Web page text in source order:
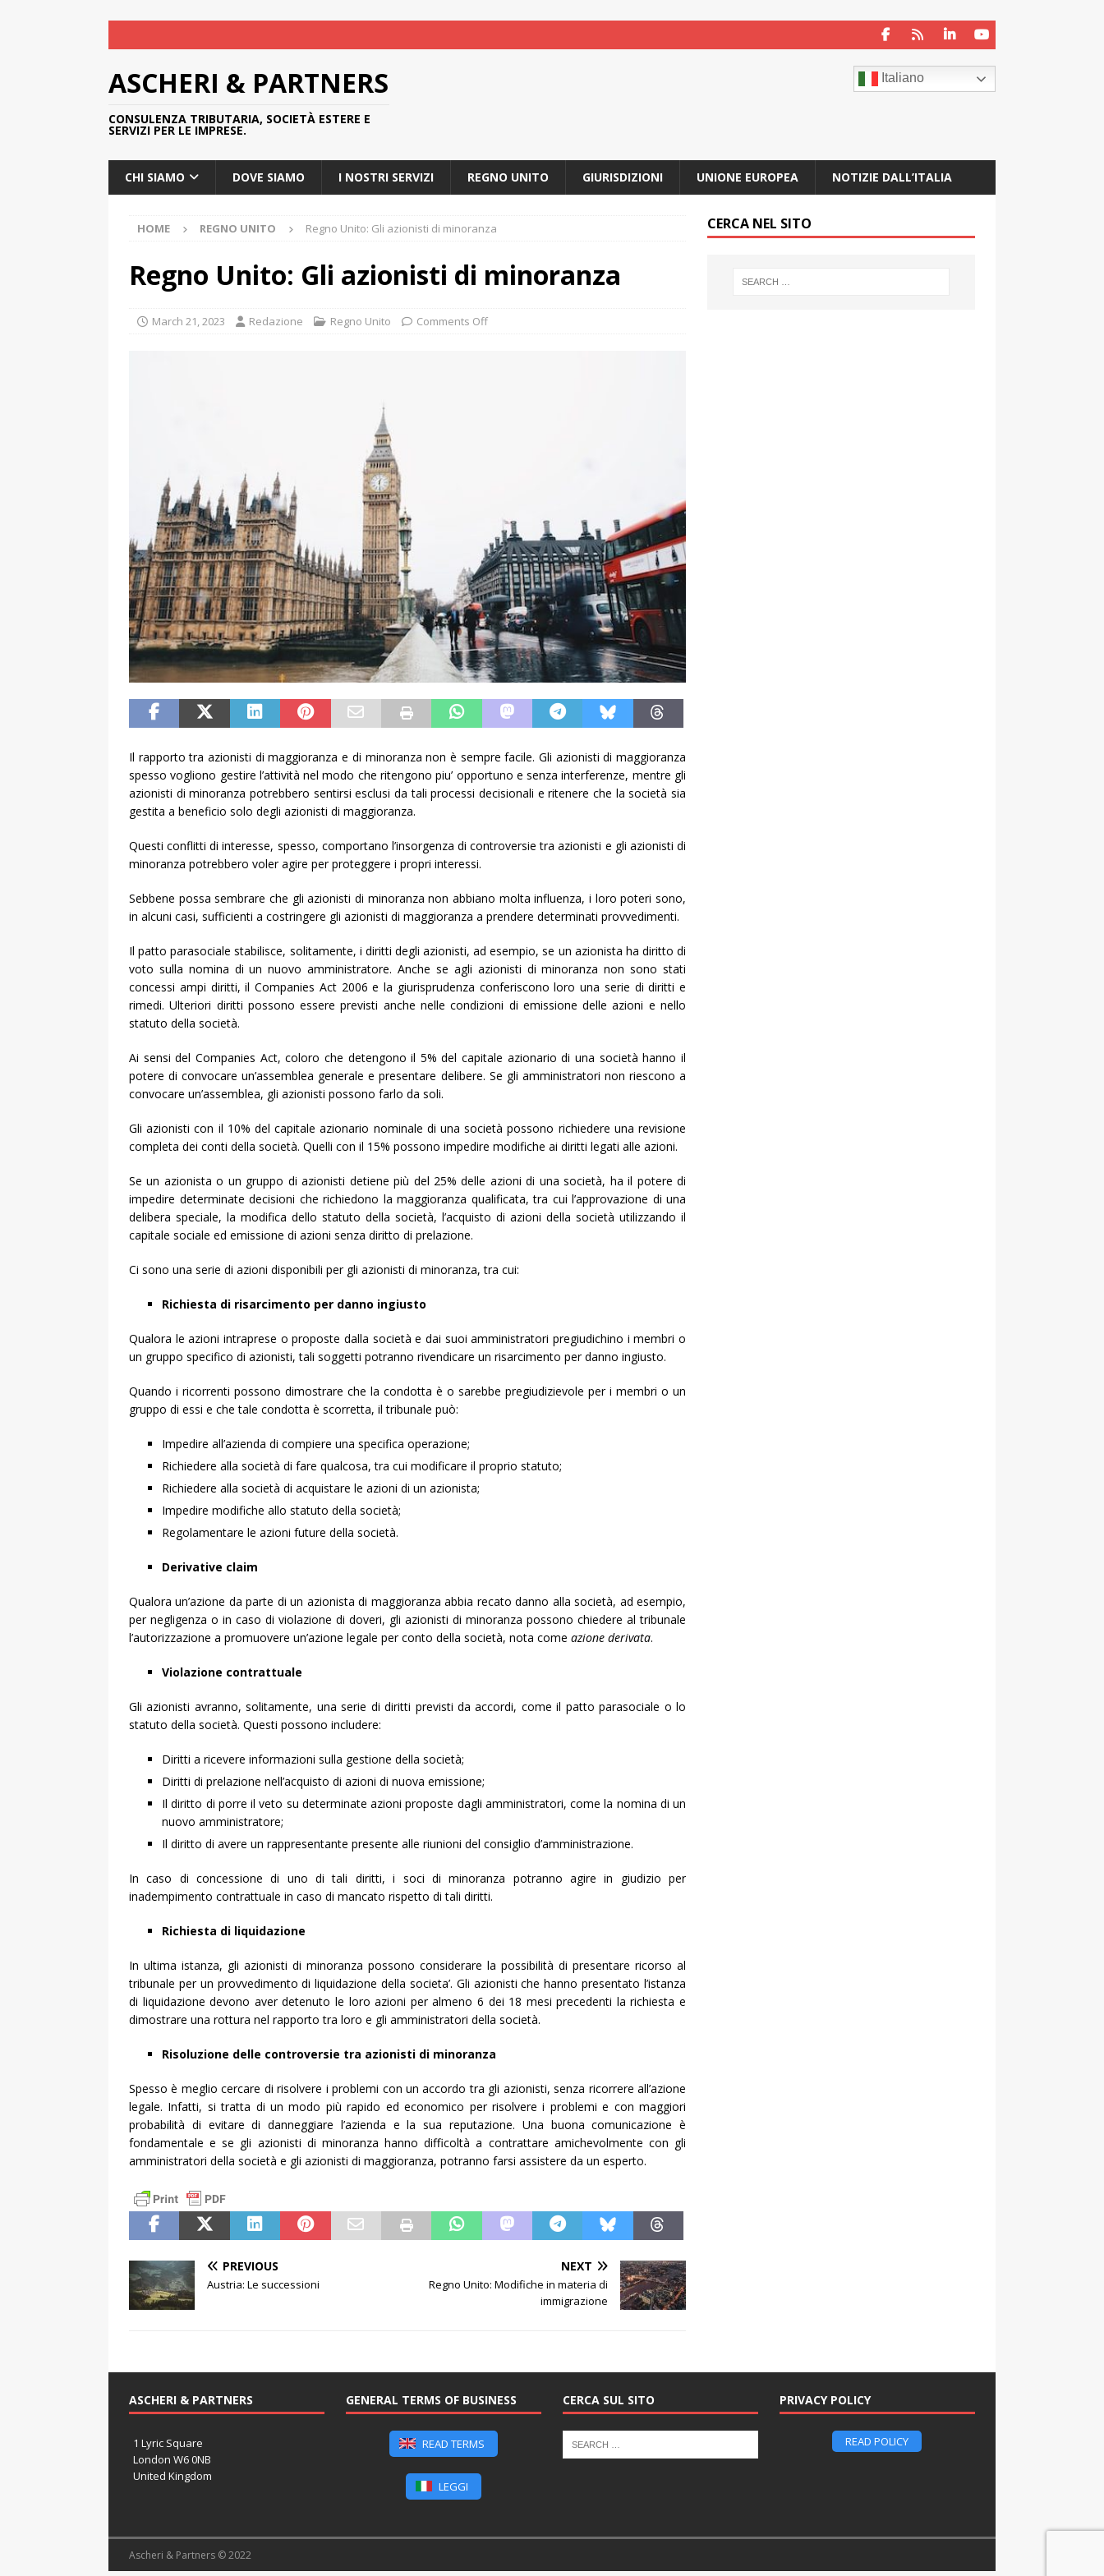
ASCHERI & PARTNERS
CONSULENZA TRIBUTARIA, SOCIETÀ ESTERE E
SERVIZI PER LE IMPRESE.
Italiano
CHI SIAMO DOVE SIAMO I NOSTRI SERVIZI REGNO UNITO GIURISDIZIONI UNIONE EUROPEA NOTIZIE DALL’ITALIA
HOME REGNO UNITO Regno Unito: Gli azionisti di minoranza
Regno Unito: Gli azionisti di minoranza
March 21, 2023 Redazione Regno Unito Comments Off
Il rapporto tra azionisti di maggioranza e di minoranza non è sempre facile. Gli azionisti di maggioranza
spesso vogliono gestire l’attività nel modo che ritengono piu’ opportuno e senza interferenze, mentre gli
azionisti di minoranza potrebbero sentirsi esclusi da tali processi decisionali e ritenere che la società sia
gestita a beneficio solo degli azionisti di maggioranza.
Questi conflitti di interesse, spesso, comportano l’insorgenza di controversie tra azionisti e gli azionisti di
minoranza potrebbero voler agire per proteggere i propri interessi.
Sebbene possa sembrare che gli azionisti di minoranza non abbiano molta influenza, i loro poteri sono,
in alcuni casi, sufficienti a costringere gli azionisti di maggioranza a prendere determinati provvedimenti.
Il patto parasociale stabilisce, solitamente, i diritti degli azionisti, ad esempio, se un azionista ha diritto di
voto sulla nomina di un nuovo amministratore. Anche se agli azionisti di minoranza non sono stati
concessi ampi diritti, il Companies Act 2006 e la giurisprudenza conferiscono loro una serie di diritti e
rimedi. Ulteriori diritti possono essere previsti anche nelle condizioni di emissione delle azioni e nello
statuto della società.
Ai sensi del Companies Act, coloro che detengono il 5% del capitale azionario di una società hanno il
potere di convocare un’assemblea generale e presentare delibere. Se gli amministratori non riescono a
convocare un’assemblea, gli azionisti possono farlo da soli.
Gli azionisti con il 10% del capitale azionario nominale di una società possono richiedere una revisione
completa dei conti della società. Quelli con il 15% possono impedire modifiche ai diritti legati alle azioni.
Se un azionista o un gruppo di azionisti detiene più del 25% delle azioni di una società, ha il potere di
impedire determinate decisioni che richiedono la maggioranza qualificata, tra cui l’approvazione di una
delibera speciale, la modifica dello statuto della società, l’acquisto di azioni della società utilizzando il
capitale sociale ed emissione di azioni senza diritto di prelazione.
Ci sono una serie di azioni disponibili per gli azionisti di minoranza, tra cui:
Richiesta di risarcimento per danno ingiusto
Qualora le azioni intraprese o proposte dalla società e dai suoi amministratori pregiudichino i membri o
un gruppo specifico di azionisti, tali soggetti potranno rivendicare un risarcimento per danno ingiusto.
Quando i ricorrenti possono dimostrare che la condotta è o sarebbe pregiudizievole per i membri o un
gruppo di essi e che tale condotta è scorretta, il tribunale può:
Impedire all’azienda di compiere una specifica operazione;
Richiedere alla società di fare qualcosa, tra cui modificare il proprio statuto;
Richiedere alla società di acquistare le azioni di un azionista;
Impedire modifiche allo statuto della società;
Regolamentare le azioni future della società.
Derivative claim
Qualora un’azione da parte di un azionista di maggioranza abbia recato danno alla società, ad esempio,
per negligenza o in caso di violazione di doveri, gli azionisti di minoranza possono chiedere al tribunale
l’autorizzazione a promuovere un’azione legale per conto della società, nota come azione derivata.
Violazione contrattuale
Gli azionisti avranno, solitamente, una serie di diritti previsti da accordi, come il patto parasociale o lo
statuto della società. Questi possono includere:
Diritti a ricevere informazioni sulla gestione della società;
Diritti di prelazione nell’acquisto di azioni di nuova emissione;
Il diritto di porre il veto su determinate azioni proposte dagli amministratori, come la nomina di un
nuovo amministratore;
Il diritto di avere un rappresentante presente alle riunioni del consiglio d’amministrazione.
In caso di concessione di uno di tali diritti, i soci di minoranza potranno agire in giudizio per
inadempimento contrattuale in caso di mancato rispetto di tali diritti.
Richiesta di liquidazione
In ultima istanza, gli azionisti di minoranza possono considerare la possibilità di presentare ricorso al
tribunale per un provvedimento di liquidazione della societa’. Gli azionisti che hanno presentato l’istanza
di liquidazione devono aver detenuto le loro azioni per almeno 6 dei 18 mesi precedenti la richiesta e
dimostrare una rottura nel rapporto tra loro e gli amministratori della società.
Risoluzione delle controversie tra azionisti di minoranza
Spesso è meglio cercare di risolvere i problemi con un accordo tra gli azionisti, senza ricorrere all’azione
legale. Infatti, si tratta di un modo più rapido ed economico per risolvere i problemi e con maggiori
probabilità di evitare di danneggiare l’azienda e la sua reputazione. Una buona comunicazione è
fondamentale e se gli azionisti di minoranza hanno difficoltà a contrattare amichevolmente con gli
amministratori della società e gli azionisti di maggioranza, potranno farsi assistere da un esperto.
PREVIOUS
Austria: Le successioni
NEXT
Regno Unito: Modifiche in materia di
immigrazione
CERCA NEL SITO
ASCHERI & PARTNERS
1 Lyric Square
London W6 0NB
United Kingdom
GENERAL TERMS OF BUSINESS
READ TERMS
LEGGI
CERCA SUL SITO PRIVACY POLICY
READ POLICY
Ascheri & Partners © 2022